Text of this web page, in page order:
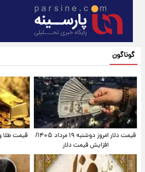
گوناگون
قیمت دلار امروز دوشنبه ۱۹ مرداد ۱۴۰۵/
افزایش قیمت دلار